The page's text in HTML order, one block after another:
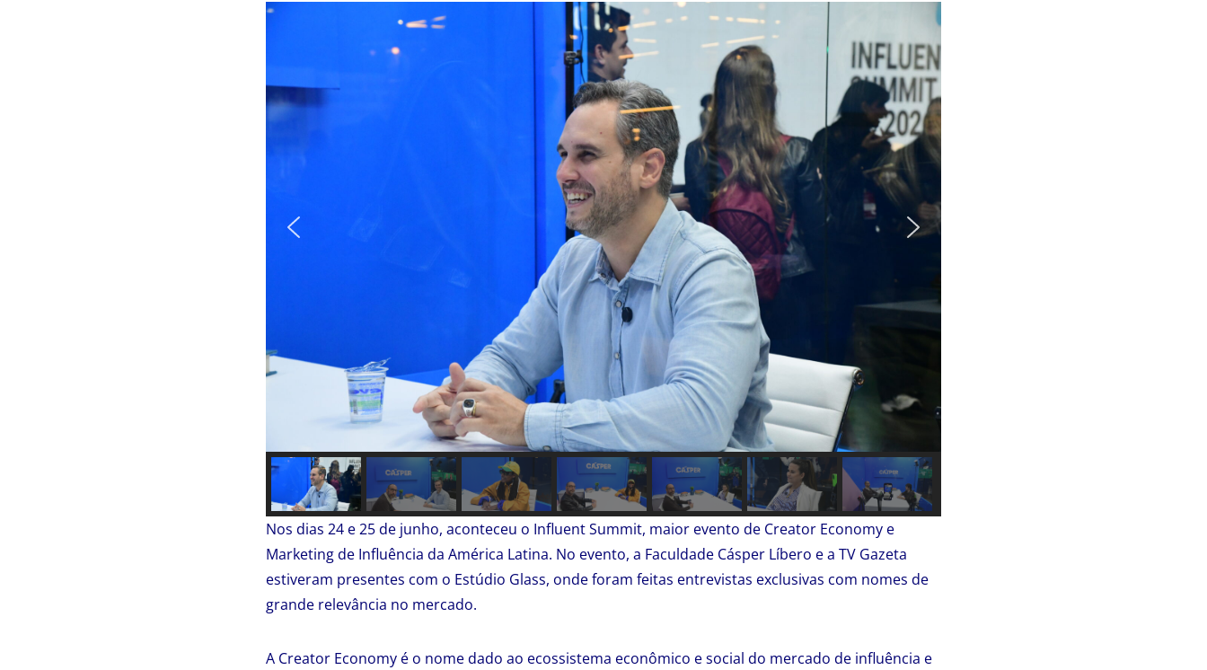
Nos dias 24 e 25 de junho, aconteceu o Influent Summit, maior evento de Creator Economy e
Marketing de Influência da América Latina. No evento, a Faculdade Cásper Líbero e a TV Gazeta
estiveram presentes com o Estúdio Glass, onde foram feitas entrevistas exclusivas com nomes de
grande relevância no mercado.
A Creator Economy é o nome dado ao ecossistema econômico e social do mercado de influência e